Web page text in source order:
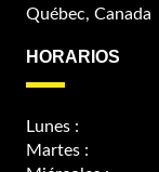
Québec, Canada
HORARIOS
Lunes :
Martes :